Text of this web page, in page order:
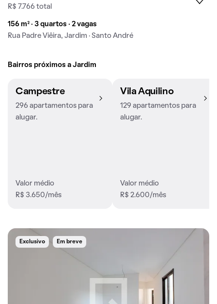
R$ 7.766 total
156 m² · 3 quartos · 2 vagas
Rua Padre Viêira, Jardim · Santo André
Bairros próximos a Jardim
Campestre
296 apartamentos para
alugar.
Valor médio
R$ 3.650/mês
Vila Aquilino
129 apartamentos para
alugar.
Valor médio
R$ 2.600/mês
Exclusivo Em breve